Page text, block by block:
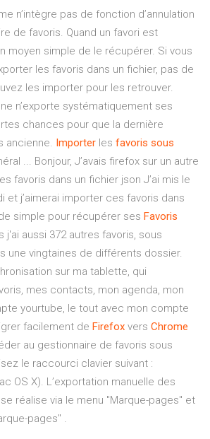
n’intègre pas de fonction d’annulation
de favoris. Quand un favori est
moyen simple de le récupérer. Si vous
les favoris dans un fichier, pas de
les importer pour les retrouver.
n’exporte systématiquement ses
chances pour que la dernière
ancienne. Importer les favoris sous
... Bonjour, J’avais firefox sur un autre
favoris dans un fichier json J’ai mis le
et j’aimerai importer ces favoris dans
simple pour récupérer ses Favoris
j'ai aussi 372 autres favoris, sous
une vingtaines de différents dossier.
sur ma tablette, qui
mes contacts, mon agenda, mon
yourtube, le tout avec mon compte
facilement de Firefox vers Chrome
au gestionnaire de favoris sous
le raccourci clavier suivant :
OS X). L’exportation manuelle des
réalise via le menu "Marque-pages" et
pages" .